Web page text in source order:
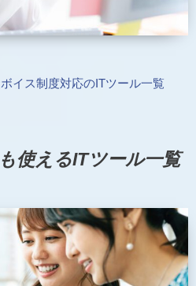
イス制度対応のITツール一覧
使えるITツール一覧